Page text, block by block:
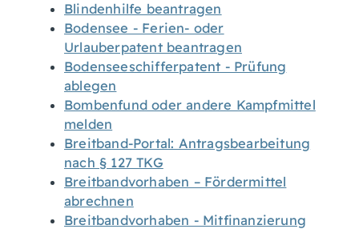
Blindenhilfe beantragen
Bodensee - Ferien- oder
Urlauberpatent beantragen
Bodenseeschifferpatent - Prüfung
ablegen
Bombenfund oder andere Kampfmittel
melden
Breitband-Portal: Antragsbearbeitung
nach § 127 TKG
Breitbandvorhaben – Fördermittel
abrechnen
Breitbandvorhaben - Mitfinanzierung